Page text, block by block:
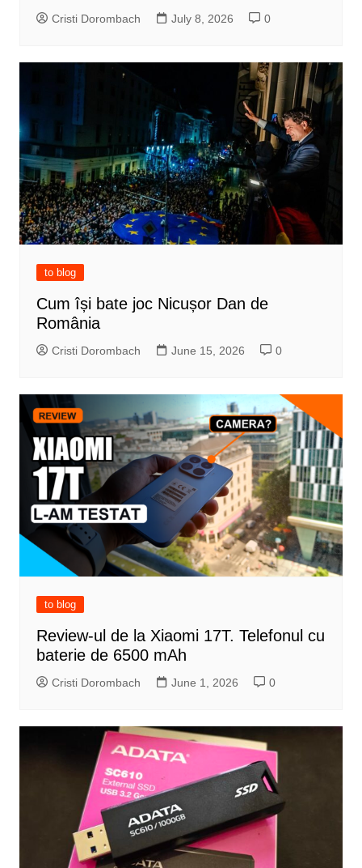
Cristi Dorombach July 8, 2026 0
to blog
Cum își bate joc Nicușor Dan de
România
Cristi Dorombach June 15, 2026 0
to blog
Review-ul de la Xiaomi 17T. Telefonul cu
baterie de 6500 mAh
Cristi Dorombach June 1, 2026 0